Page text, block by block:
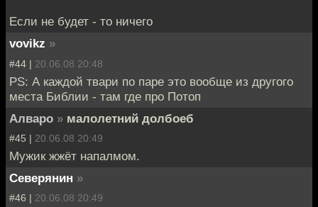
Если не будет - то ничего
vovikz »
#44 | 20.06.08 20:48
PS: А каждой твари по паре это вообще из другого
места Библии - там где про Потоп
Алваро » малолетний долбоеб
#45 | 20.06.08 20:49
Мужик жжёт напалмом.
Северянин »
#46 | 20.06.08 20:49